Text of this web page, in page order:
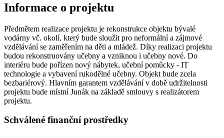
Informace o projektu
Předmětem realizace projektu je rekonstrukce objektu bývalé
vodárny vč. okolí, který bude sloužit pro neformální a zájmové
vzdělávání se zaměřením na děti a mládež. Díky realizaci projektu
budou rekonstruovány učebny a vzniknou i učebny nové. Do
interiéru bude pořízen nový nábytek, učební pomůcky - IT
technologie a vybavení rukodělné učebny. Objekt bude zcela
bezbariérový. Hlavním garantem vzdělávání v době udržitelnosti
projektu bude místní Junák na základě smlouvy s realizátorem
projektu.
Schválené finanční prostředky